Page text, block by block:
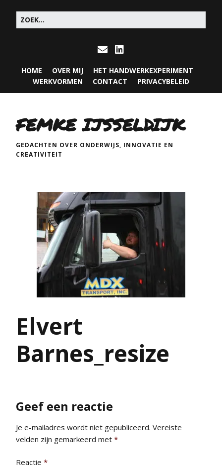
HOME OVER MIJ
HET HANDWERKEXPERIMENT
WERKVORMEN
CONTACT PRIVACYBELEID
FEMKE IJSSELDIJK
GEDACHTEN OVER ONDERWIJS, INNOVATIE EN
CREATIVITEIT
Elvert
Barnes_resize
Geef een reactie
Je e-mailadres wordt niet gepubliceerd. Vereiste
velden zijn gemarkeerd met *
Reactie *